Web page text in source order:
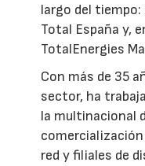
largo del
Total España y,
TotalEnergies
Con más de 35
sector, ha
la multinacional
red y filiales de